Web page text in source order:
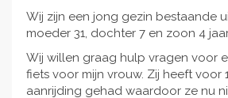
Wij zijn een jong gezin bestaande
moeder 31, dochter 7 en zoon 4
Wij willen graag hulp vragen voor
fiets voor mijn vrouw. Zij heeft voor
aanrijding gehad waardoor ze nu